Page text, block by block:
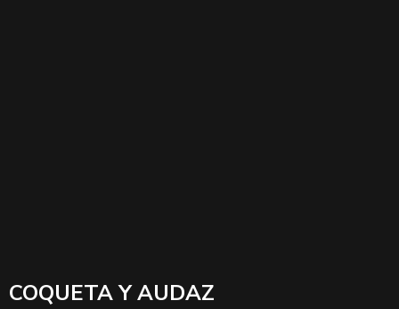
COQUETA Y AUDAZ